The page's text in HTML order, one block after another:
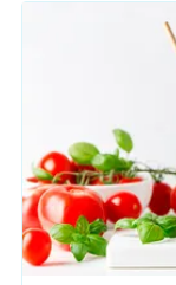
прост, можно
специй. С
травы, корица,